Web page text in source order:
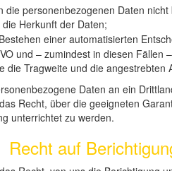
die personenbezogenen Daten
die Herkunft der Daten;
einer automatisierten
und – zumindest in diesen
die Tragweite und die
Daten an ein
Recht, über die geeigneten
unterrichtet zu werden.
auf